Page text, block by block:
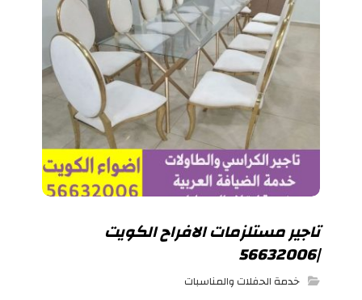
تاجير مستلزمات الافراح الكويت
|56632006
خدمة الحفلات والمناسبات